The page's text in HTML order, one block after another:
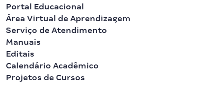
Portal Educacional
Área Virtual de Aprendizagem
Serviço de Atendimento
Manuais
Editais
Calendário Acadêmico
Projetos de Cursos